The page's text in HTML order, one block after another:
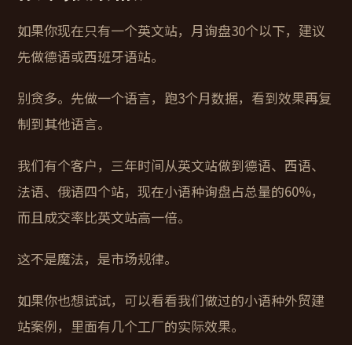
如果你现在只有一个英文站，月询盘30个以下，建议
先做德语或西班牙语站。
别贪多。先做一个语言，跑3个月数据，看到效果再复
制到其他语言。
我们有个客户，三年时间从英文站做到德语、西语、
法语、俄语四个站，现在小语种询盘占总量的60%，
而且成交率比英文站高一倍。
这不是魔法，是市场规律。
如果你也想试试，可以看看我们做过的小语种外贸建
站案例，里面有几个工厂的实际效果。